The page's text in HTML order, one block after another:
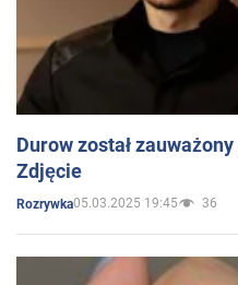
Durow został
Zdjęcie
Rozrywka05.03.2025 19:45 36